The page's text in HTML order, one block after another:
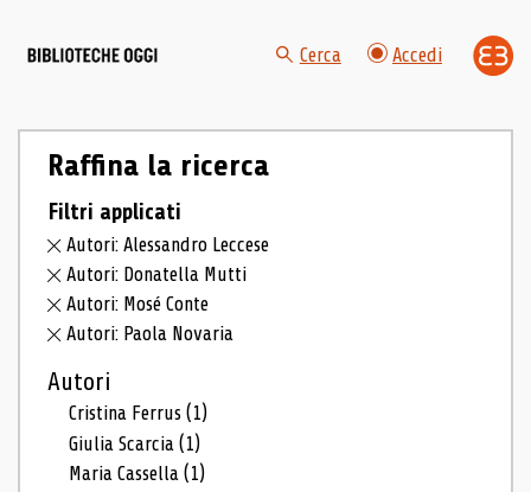
Cerca Accedi
Raffina la ricerca
Filtri applicati
Autori: Alessandro Leccese
Autori: Donatella Mutti
Autori: Mosé Conte
Autori: Paola Novaria
Autori
Cristina Ferrus(1)
Giulia Scarcia(1)
Maria Cassella(1)